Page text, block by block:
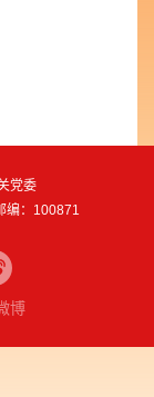
党委
编：100871
博